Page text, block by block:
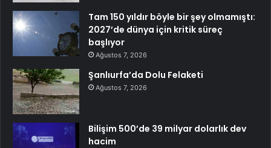
Tam 150 yıldır böyle bir şey olmamıştı:
2027’de dünya için kritik süreç
başlıyor
Ağustos 7, 2026
Şanlıurfa’da Dolu Felaketi
Ağustos 7, 2026
Bilişim 500’de 39 milyar dolarlık dev
hacim